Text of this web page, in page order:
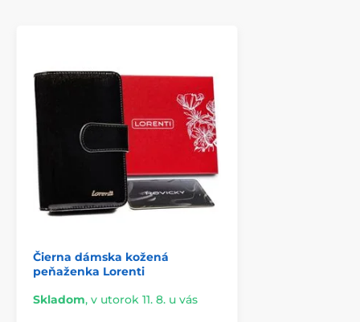
Čierna dámska kožená
peňaženka Lorenti
Skladom, v utorok 11. 8. u vás